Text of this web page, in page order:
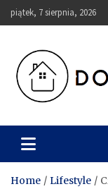
Skip
to
piątek, 7 sierpnia, 2026
Dom-
Home Lifestyle